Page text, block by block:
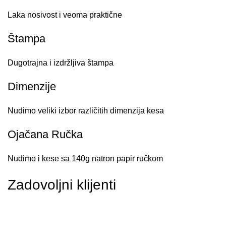
Laka nosivost i veoma praktične
Štampa
Dugotrajna i izdržljiva štampa
Dimenzije
Nudimo veliki izbor različitih dimenzija kesa
Ojačana Ručka
Nudimo i kese sa 140g natron papir ručkom
Zadovoljni klijenti